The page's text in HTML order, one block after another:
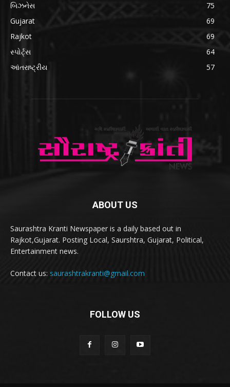
બિઝનેસ
75
Gujarat
69
Rajkot
69
સ્પોર્ટ્સ
64
આંતરાષ્ટ્રીય
57
ABOUT US
Saurashtra Kranti Newspaper is a daily based out in
Rajkot,Gujarat. Posting Local, Saurshtra, Gujarat, Political,
Entertainment news.
Contact us: saurashtrakranti@gmail.com
FOLLOW US